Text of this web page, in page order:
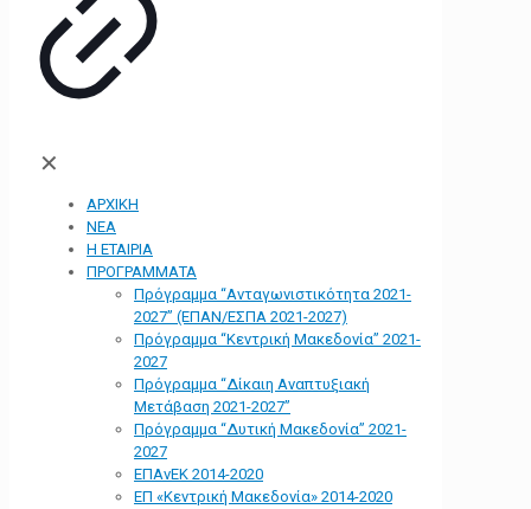
✕
ΑΡΧΙΚΗ
ΝΕΑ
Η ΕΤΑΙΡΙΑ
ΠΡΟΓΡΑΜΜΑΤΑ
Πρόγραμμα “Ανταγωνιστικότητα 2021-
2027” (ΕΠΑΝ/ΕΣΠΑ 2021-2027)
Πρόγραμμα “Κεντρική Μακεδονία” 2021-
2027
Πρόγραμμα “Δίκαιη Αναπτυξιακή
Μετάβαση 2021-2027”
Πρόγραμμα “Δυτική Μακεδονία” 2021-
2027
ΕΠΑνΕΚ 2014-2020
ΕΠ «Kεντρική Μακεδονία» 2014-2020